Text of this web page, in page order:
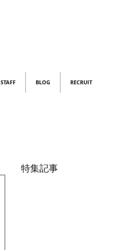
STAFF BLOG RECRUIT
特集記事